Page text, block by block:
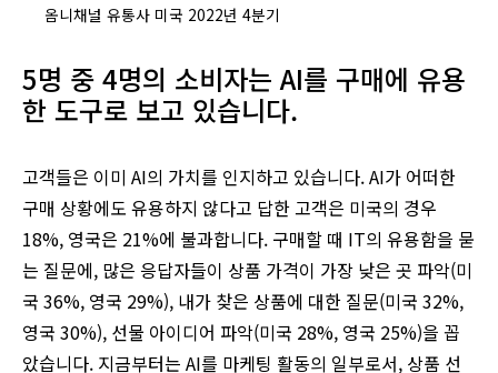
옴니채널 유통사 미국 2022년 4분기
5명 중 4명의 소비자는 AI를 구매에 유용
한 도구로 보고 있습니다.
고객들은 이미 AI의 가치를 인지하고 있습니다. AI가 어떠한
구매 상황에도 유용하지 않다고 답한 고객은 미국의 경우
18%, 영국은 21%에 불과합니다. 구매할 때 IT의 유용함을 묻
는 질문에, 많은 응답자들이 상품 가격이 가장 낮은 곳 파악(미
국 36%, 영국 29%), 내가 찾은 상품에 대한 질문(미국 32%,
영국 30%), 선물 아이디어 파악(미국 28%, 영국 25%)을 꼽
았습니다. 지금부터는 AI를 마케팅 활동의 일부로서, 상품 선